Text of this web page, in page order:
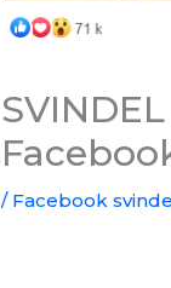
/ Facebook